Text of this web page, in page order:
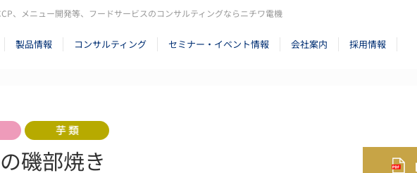
、メニュー開発等、フードサービスのコンサルティングならニチワ電機
製品情報 コンサルティング セミナー・イベント情報 会社案内 採用情報
磯部焼き